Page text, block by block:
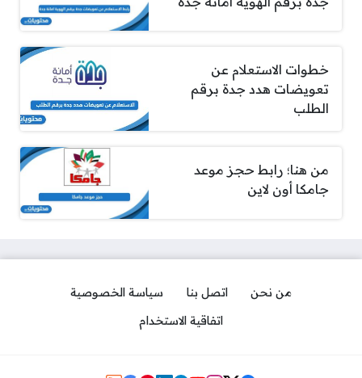
خطوات الاستعلام عن
تعويضات هدد جدة برقم
الطلب
من هنا؛ رابط حجز موعد
جامكا أون لاين
من نحن اتصل بنا
سياسة الخصوصية
اتفاقية الاستخدام